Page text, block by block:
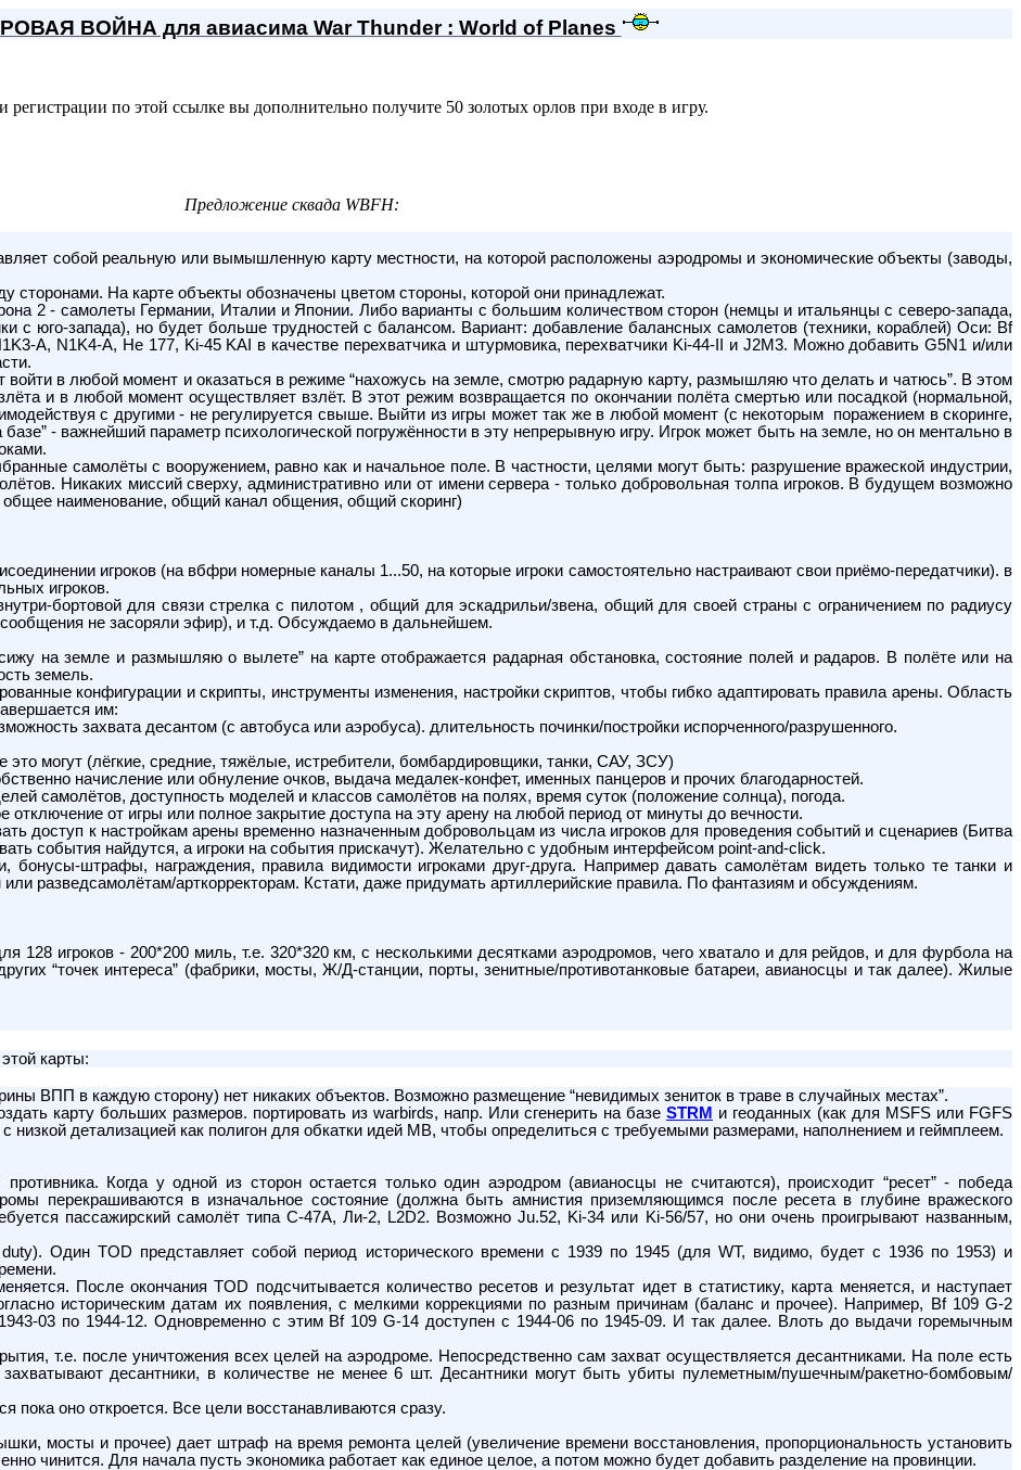
ВОЙНА для авиасима War Thunder : World of Planes
регистрации по этой ссылке вы дополнительно получите 50 золотых орлов при входе в игру.
Предложение сквада WBFH:
собой реальную или вымышленную карту местности, на которой расположены аэродромы и экономические объекты (заводы,
сторонами. На карте объекты обозначены цветом стороны, которой они принадлежат.
2 - самолеты Германии, Италии и Японии. Либо варианты с большим количеством сторон (немцы и итальянцы с северо-запада,
с юго-запада), но будет больше трудностей с балансом. Вариант: добавление балансных самолетов (техники, кораблей) Оси: Bf
A, N1K4-A, He 177, Ki-45 KAI в качестве перехватчика и штурмовика, перехватчики Ki-44-II и J2M3. Можно добавить G5N1 и/или
войти в любой момент и оказаться в режиме “нахожусь на земле, смотрю радарную карту, размышляю что делать и чатюсь”. В этом
и в любой момент осуществляет взлёт. В этот режим возвращается по окончании полёта смертью или посадкой (нормальной,
с другими - не регулируется свыше. Выйти из игры может так же в любой момент (с некоторым поражением в скоринге,
- важнейший параметр психологической погружённости в эту непрерывную игру. Игрок может быть на земле, но он ментально в
самолёты с вооружением, равно как и начальное поле. В частности, целями могут быть: разрушение вражеской индустрии,
Никаких миссий сверху, административно или от имени сервера - только добровольная толпа игроков. В будущем возможно
наименование, общий канал общения, общий скоринг)
игроков (на вбфри номерные каналы 1...50, на которые игроки самостоятельно настраивают свои приёмо-передатчики). в
игроков.
бортовой для связи стрелка с пилотом , общий для эскадрильи/звена, общий для своей страны с ограничением по радиусу
сообщения не засоряли эфир), и т.д. Обсуждаемо в дальнейшем.
на земле и размышляю о вылете” на карте отображается радарная обстановка, состояние полей и радаров. В полёте или на
земель.
конфигурации и скрипты, инструменты изменения, настройки скриптов, чтобы гибко адаптировать правила арены. Область
им:
захвата десантом (с автобуса или аэробуса). длительность починки/постройки испорченного/разрушенного.
это могут (лёгкие, средние, тяжёлые, истребители, бомбардировщики, танки, САУ, ЗСУ)
начисление или обнуление очков, выдача медалек-конфет, именных панцеров и прочих благодарностей.
самолётов, доступность моделей и классов самолётов на полях, время суток (положение солнца), погода.
отключение от игры или полное закрытие доступа на эту арену на любой период от минуты до вечности.
доступ к настройкам арены временно назначенным добровольцам из числа игроков для проведения событий и сценариев (Битва
события найдутся, а игроки на события прискачут). Желательно с удобным интерфейсом point-and-click.
бонусы-штрафы, награждения, правила видимости игроками друг-друга. Например давать самолётам видеть только те танки и
разведсамолётам/арткорректорам. Кстати, даже придумать артиллерийские правила. По фантазиям и обсуждениям.
128 игроков - 200*200 миль, т.е. 320*320 км, с несколькими десятками аэродромов, чего хватало и для рейдов, и для фурбола на
“точек интереса” (фабрики, мосты, Ж/Д-станции, порты, зенитные/противотанковые батареи, авианосцы и так далее). Жилые
карты:
ВПП в каждую сторону) нет никаких объектов. Возможно размещение “невидимых зениток в траве в случайных местах”.
карту больших размеров. портировать из warbirds, напр. Или сгенерить на базе STRM и геоданных (как для MSFS или FGFS
детализацией как полигон для обкатки идей МВ, чтобы определиться с требуемыми размерами, наполнением и геймплеем.
Когда у одной из сторон остается только один аэродром (авианосцы не считаются), происходит “ресет” - победа
перекрашиваются в изначальное состояние (должна быть амнистия приземляющимся после ресета в глубине вражеского
пассажирский самолёт типа C-47A, Ли-2, L2D2. Возможно Ju.52, Ki-34 или Ki-56/57, но они очень проигрывают названным,
Один TOD представляет собой период исторического времени с 1939 по 1945 (для WT, видимо, будет с 1936 по 1953) и
После окончания TOD подсчитывается количество ресетов и результат идет в статистику, карта меняется, и наступает
историческим датам их появления, с мелкими коррекциями по разным причинам (баланс и прочее). Например, Bf 109 G-2
03 по 1944-12. Одновременно с этим Bf 109 G-14 доступен с 1944-06 по 1945-09. И так далее. Влоть до выдачи горемычным
т.е. после уничтожения всех целей на аэродроме. Непосредственно сам захват осуществляется десантниками. На поле есть
десантники, в количестве не менее 6 шт. Десантники могут быть убиты пулеметным/пушечным/ракетно-бомбовым/
пока оно откроется. Все цели восстанавливаются сразу.
мосты и прочее) дает штраф на время ремонта целей (увеличение времени восстановления, пропорциональность установить
чинится. Для начала пусть экономика работает как единое целое, а потом можно будет добавить разделение на провинции.